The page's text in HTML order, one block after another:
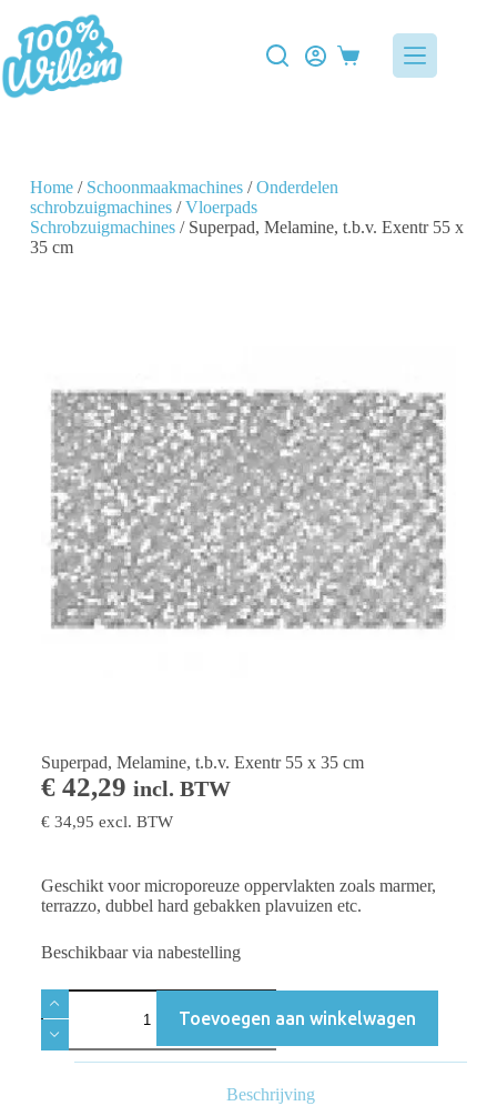
Home/ Schoonmaakmachines/Onderdelen
schrobzuigmachines/Vloerpads
Schrobzuigmachines/ Superpad, Melamine, t.b.v. Exentr 55 x
35 cm
Superpad, Melamine, t.b.v. Exentr 55 x 35 cm
€42,29 incl. BTW
€34,95 excl. BTW
Geschikt voor microporeuze oppervlakten zoals marmer,
terrazzo, dubbel hard gebakken plavuizen etc.
Beschikbaar via nabestelling
Toevoegen aan winkelwagen
Beschrijving